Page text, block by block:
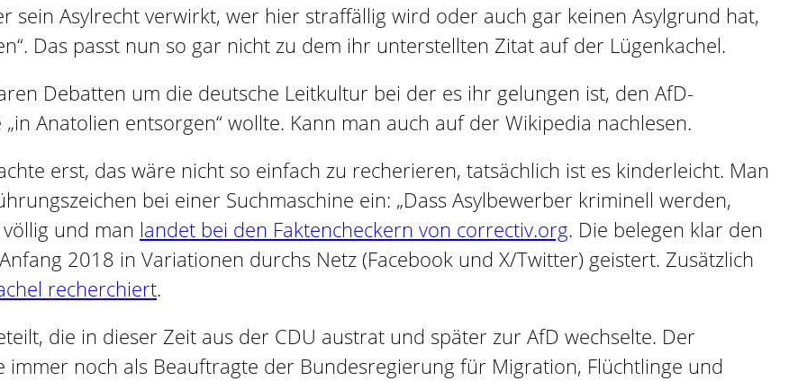
sein Asylrecht verwirkt, wer hier straffällig wird oder auch gar keinen Asylgrund hat,
Das passt nun so gar nicht zu dem ihr unterstellten Zitat auf der Lügenkachel.
Debatten um die deutsche Leitkultur bei der es ihr gelungen ist, den AfD-
Anatolien entsorgen“ wollte. Kann man auch auf der Wikipedia nachlesen.
erst, das wäre nicht so einfach zu recherieren, tatsächlich ist es kinderleicht. Man
bei einer Suchmaschine ein: „Dass Asylbewerber kriminell werden,
und man landet bei den Faktencheckern von correctiv.org. Die belegen klar den
2018 in Variationen durchs Netz (Facebook und X/Twitter) geistert. Zusätzlich
recherchiert.
die in dieser Zeit aus der CDU austrat und später zur AfD wechselte. Der
noch als Beauftragte der Bundesregierung für Migration, Flüchtlinge und